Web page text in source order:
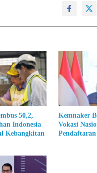
50,2,
Indonesia
Kebangkitan
Kemnaker
Vokasi
Pendaftaran